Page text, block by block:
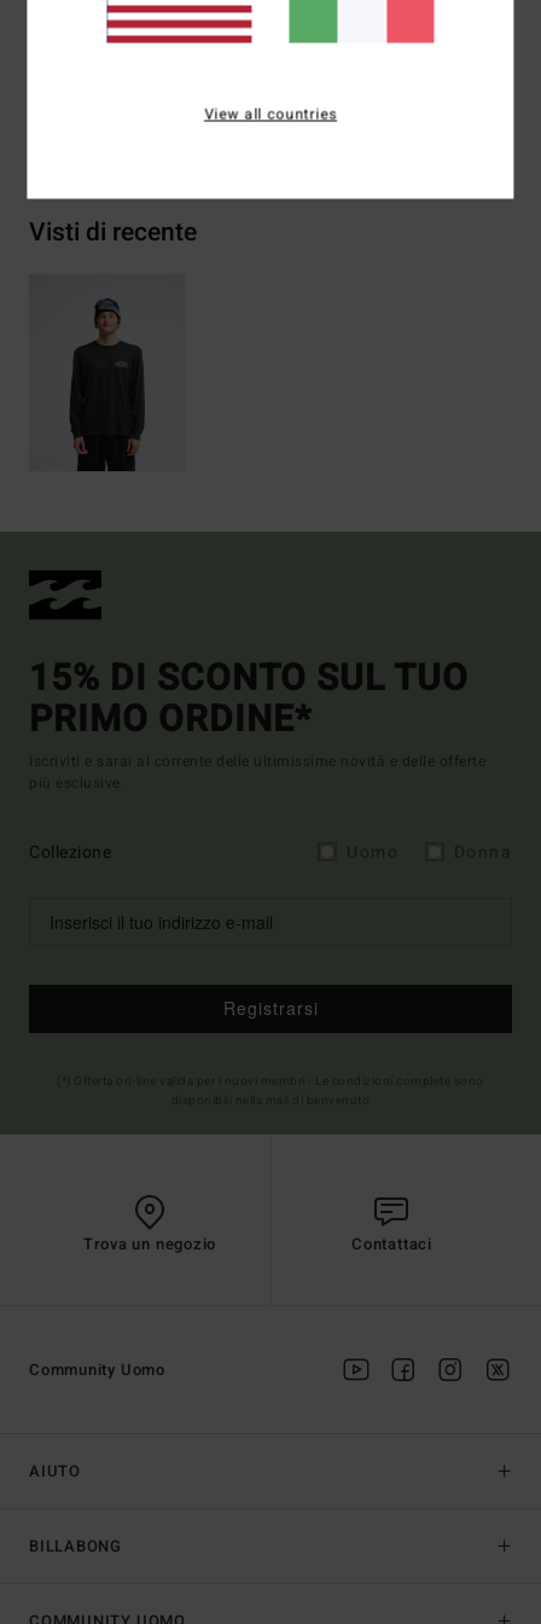
Composizione[Tessuto principale] 70% cotone, 30%
cotone riciclato
Visti di recente
15% DI SCONTO SUL TUO
PRIMO ORDINE*
Iscriviti e sarai al corrente delle ultimissime novità e delle offerte
più esclusive.
Collezione
Registrarsi
Trova un negozio Contattaci
AIUTO
BILLABONG
Community Uomo
View all countries